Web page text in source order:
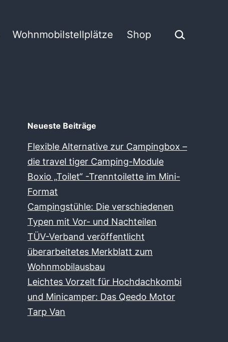
Wohnmobilstellplätze Shop Suchen …
Neueste Beiträge
Flexible Alternative zur Campingbox –
die travel tiger Camping-Module
Boxio „Toilet“ -Trenntoilette im Mini-
Format
Campingstühle: Die verschiedenen
Typen mit Vor- und Nachteilen
TÜV-Verband veröffentlicht
überarbeitetes Merkblatt zum
Wohnmobilausbau
Leichtes Vorzelt für Hochdachkombi
und Minicamper: Das Qeedo Motor
Tarp Van